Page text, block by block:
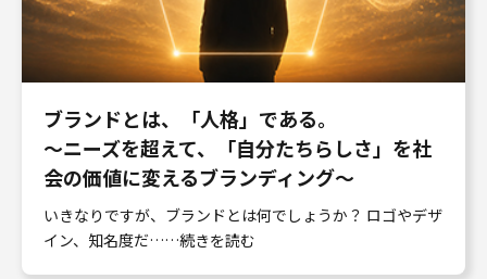
ブランドとは、「人格」である。
〜ニーズを超えて、「自分たちらしさ」を社
会の価値に変えるブランディング〜
いきなりですが、ブランドとは何でしょうか？ ロゴやデザ
イン、知名度だ……続きを読む